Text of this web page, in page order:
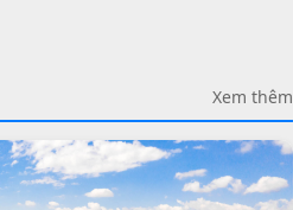
Xem thêm